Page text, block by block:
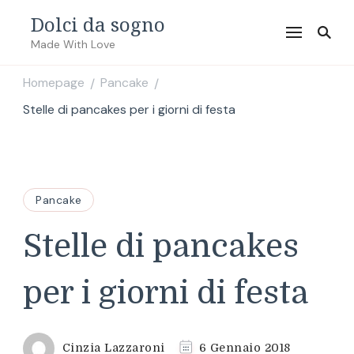
Dolci da sogno
Made With Love
Homepage / Pancake /
Stelle di pancakes per i giorni di festa
Pancake
Stelle di pancakes
per i giorni di festa
Cinzia Lazzaroni 6 Gennaio 2018